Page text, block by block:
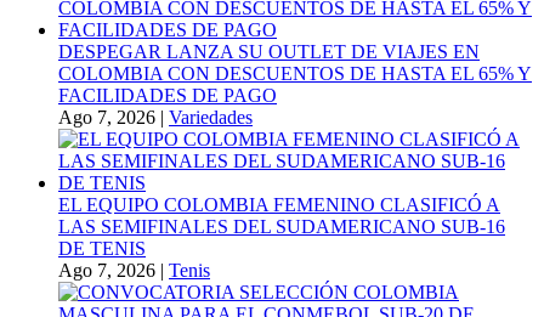
DESPEGAR LANZA SU OUTLET DE VIAJES EN
COLOMBIA CON DESCUENTOS DE HASTA EL 65% Y
FACILIDADES DE PAGO
Ago 7, 2026 | Variedades
EL EQUIPO COLOMBIA FEMENINO CLASIFICÓ A
LAS SEMIFINALES DEL SUDAMERICANO SUB-16
DE TENIS
Ago 7, 2026 | Tenis